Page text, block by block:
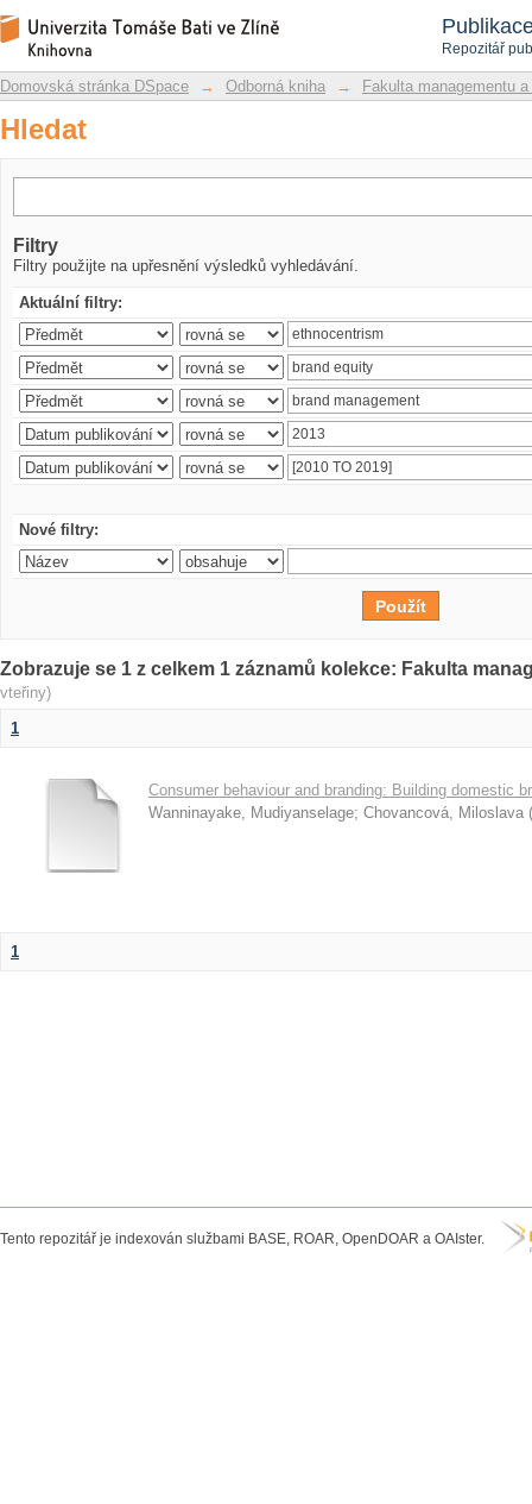
Repozitář
Hledat
Repozitář DSpace/Manakin
Domovská stránka DSpace → Odborná kniha → Fakulta managementu
Hledat
Filtry
Filtry použijte na upřesnění výsledků vyhledávání.
Aktuální filtry:
Nové filtry:
Zobrazuje se 1 z celkem 1 záznamů kolekce: Fakulta
vteřiny)
1
Consumer behaviour and branding: Building domestic
Wanninayake, Mudiyanselage; Chovancová, Miloslava (
1
Tento repozitář je indexován službami BASE, ROAR, OpenDOAR a OAIster.